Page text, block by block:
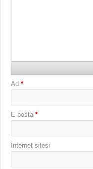
Ad*
E-posta*
İnternet sitesi